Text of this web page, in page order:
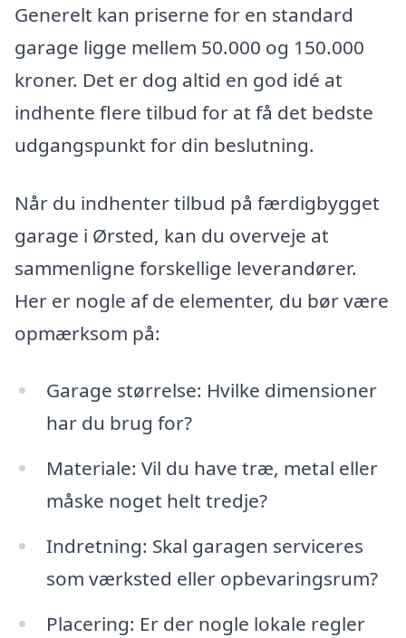
Generelt kan priserne for en standard
garage ligge mellem 50.000 og 150.000
kroner. Det er dog altid en god idé at
indhente flere tilbud for at få det bedste
udgangspunkt for din beslutning.
Når du indhenter tilbud på færdigbygget
garage i Ørsted, kan du overveje at
sammenligne forskellige leverandører.
Her er nogle af de elementer, du bør være
opmærksom på:
Garage størrelse: Hvilke dimensioner
har du brug for?
Materiale: Vil du have træ, metal eller
måske noget helt tredje?
Indretning: Skal garagen serviceres
som værksted eller opbevaringsrum?
Placering: Er der nogle lokale regler